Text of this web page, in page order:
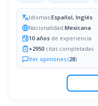
Idiomas:Español, Inglés
Nacionalidad:Mexicana
10 años de experiencia
+2950 citas completadas
Ver opiniones (28)